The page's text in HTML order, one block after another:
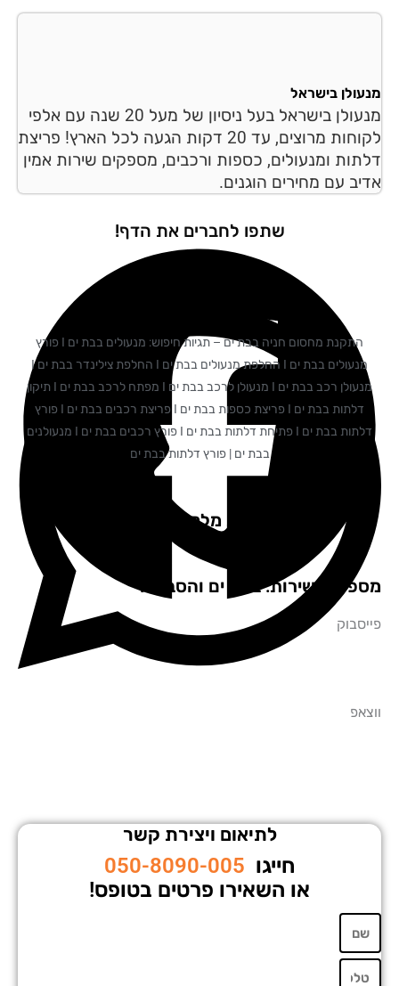
בישראל
מנעולן בישראל בעל ניסיון של מעל 20 שנה עם אלפי
לקוחות מרוצים, עד 20 דקות הגעה לכל הארץ! פריצת
ומנעולים, כספות ורכבים, מספקים שירות אמין
עם מחירים הוגנים.
שתפו לחברים את הדף!
התקנת מחסום חניה בבת ים – תגיות חיפוש: מנעולים בבת ים I פורץ
מנעולים בבת ים I החלפת מנעולים בבת ים I החלפת צילינדר בבת ים I
מנעולן רכב בבת ים I מנעולן לרכב בבת ים I מפתח לרכב בבת ים I תיקון
דלתות בבת ים I פריצת כספות בבת ים I פריצת רכבים בבת ים I פורץ
דלתות בבת ים I פתיחת דלתות בבת ים I פורץ רכבים בבת ים I מנעולנים
בבת ים | פורץ דלתות בבת ים
המלצות מלקוחות שלנו
שירות: בבת ים והסביבה
לתיאום ויצירת קשר
חייגו050-8090-005
או השאירו פרטים בטופס!